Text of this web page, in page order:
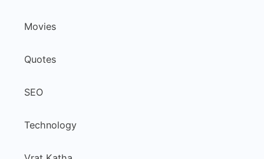
Movies
Quotes
SEO
Technology